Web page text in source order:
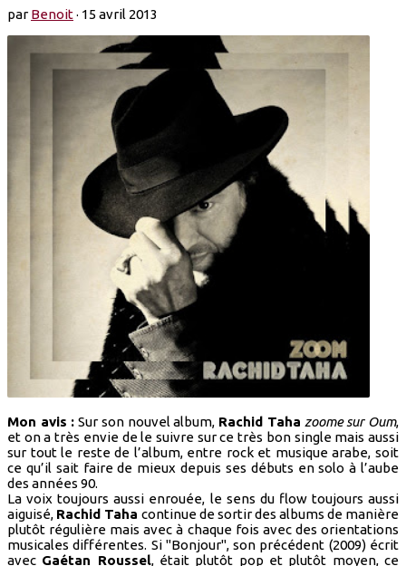
parBenoit· 15 avril 2013
Mon avis : Sur son nouvel album, Rachid Taha zoome sur Oum,
et on a très envie de le suivre sur ce très bon single mais aussi
sur tout le reste de l’album, entre rock et musique arabe, soit
ce qu’il sait faire de mieux depuis ses débuts en solo à l’aube
des années 90.
La voix toujours aussi enrouée, le sens du flow toujours aussi
aiguisé, Rachid Taha continue de sortir des albums de manière
plutôt régulière mais avec à chaque fois avec des orientations
musicales différentes. Si "Bonjour", son précédent (2009) écrit
avec Gaétan Roussel, était plutôt pop et plutôt moyen, ce